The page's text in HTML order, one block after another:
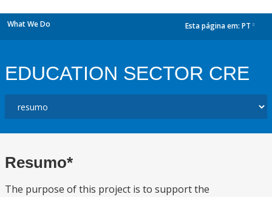
What We Do Esta página em: PT
EDUCATION SECTOR CRE
Resumo*
The purpose of this project is to support the